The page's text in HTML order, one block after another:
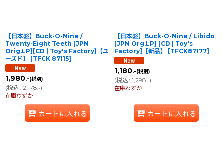
【日本盤】Buck-O-Nine /
Twenty-Eight Teeth [JPN
Orig.LP][CD | Toy's Factory]【ユ
ーズド】
[TFCK 87115]
1,980.-(税別)
(税込: 2,178.-)
在庫わずか
カートに入れる
【日本盤】Buck-O-Nine / Libido
[JPN Org.LP] [CD | Toy's
Factory]【新品】
[TFCK87177]
1,180.-(税別)
(税込: 1,298.-)
在庫わずか
カートに入れる